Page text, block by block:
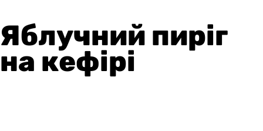
Яблучний пиріг
на кефірі